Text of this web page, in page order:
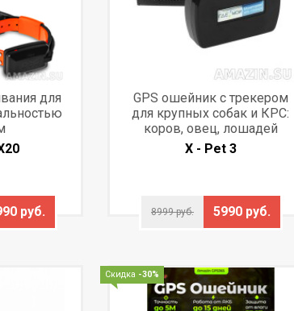
для
руб.
GPS ошейник с трекером
для крупных собак и КРС:
коров, овец, лошадей
X - Pet 3
8999 руб. 5990 руб.
Скидка -30%